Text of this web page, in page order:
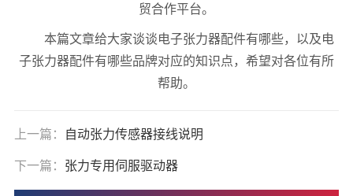
贸合作平台。
本篇文章给大家谈谈电子张力器配件有哪些，以及电
子张力器配件有哪些品牌对应的知识点，希望对各位有所
帮助。
上一篇： 自动张力传感器接线说明
下一篇： 张力专用伺服驱动器